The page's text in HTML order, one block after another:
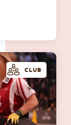
CLUB